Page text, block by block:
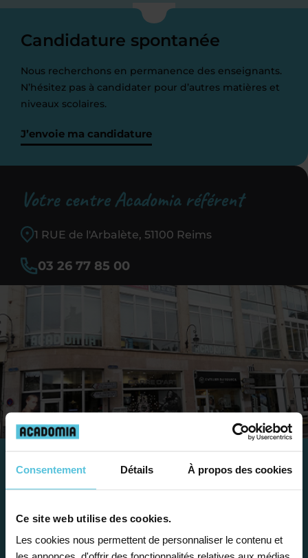
Consentement Détails À propos des cookies
Ce site web utilise des cookies.
Les cookies nous permettent de personnaliser le contenu et
Candidature spontanée
Nous recherchons en permanence des enseignants.
N’hésitez pas à candidater pour d’autres matières et
niveaux scolaires.
J’envoie ma candidature
Votre centre Acadomia référent
1 RUE de l'Arbalète, 51100 Reims
03 26 77 85 00
Travailler chez Acadomia
présente denombreux
avantages